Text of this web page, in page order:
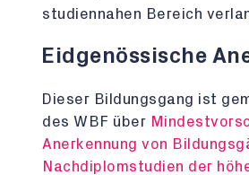
studiennahen Bereich
Eidgenössische
Dieser Bildungsgang ist
des WBF über
Anerkennung von
Nachdiplomstudien der